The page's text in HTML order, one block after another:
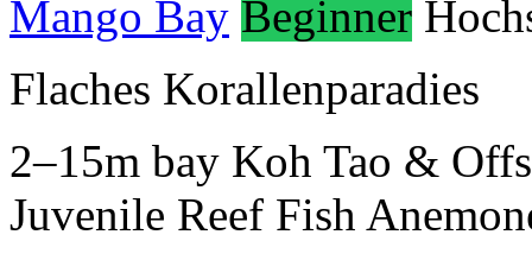
Mango Bay Beginner
Flaches Korallenparadies
2–15m bay Koh Tao &
Juvenile Reef Fish